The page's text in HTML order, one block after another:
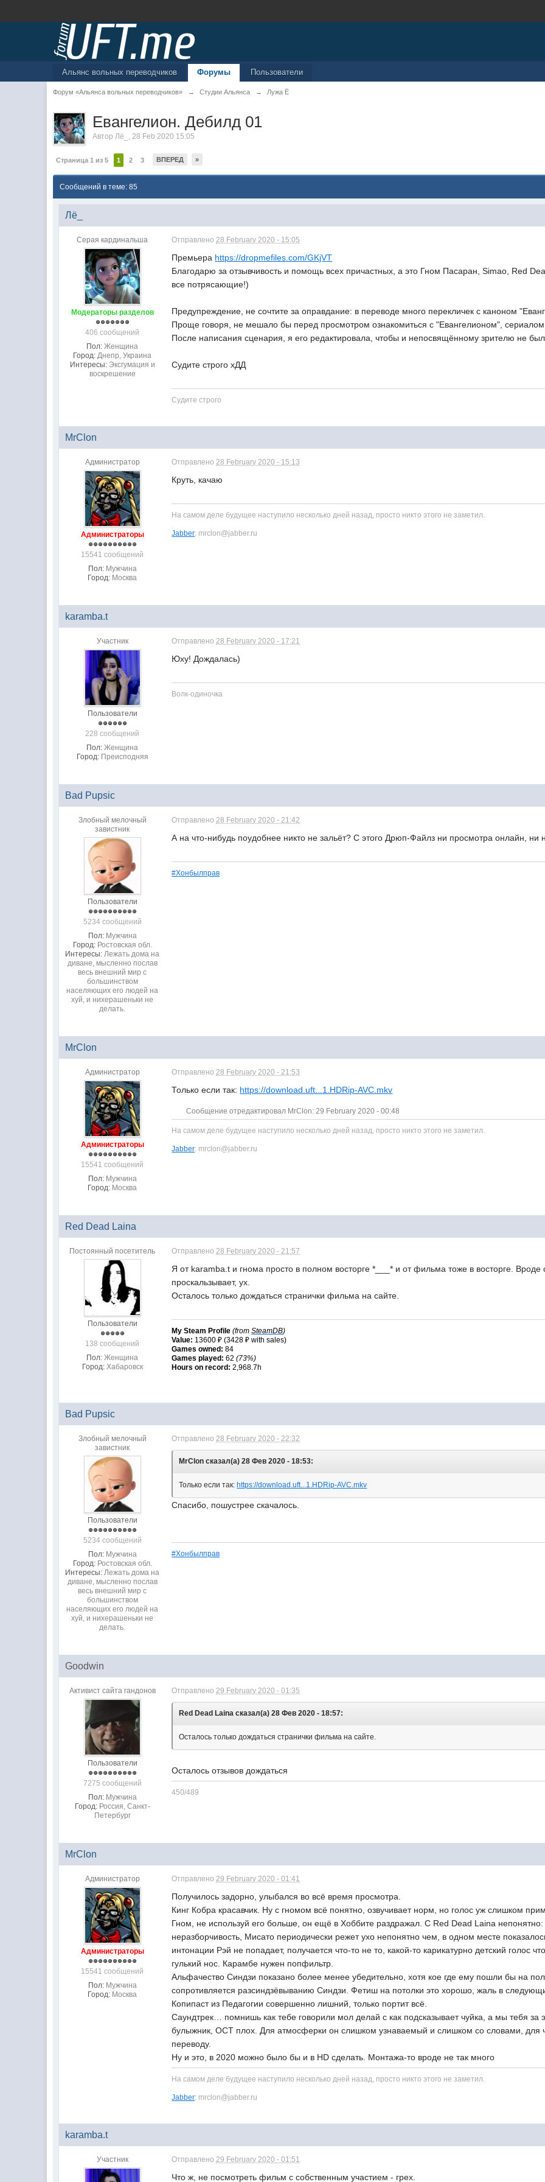
Альянс вольных переводчиков Форумы Пользователи
Форум «Альянса вольных переводчиков» → Студии Альянса → Лужа Ё
Евангелион. Дебилд 01
АвторЛё_ ,28 Feb 2020 15:05
Страница 1 из 5 1 2 3 ВПЕРЕД »
Сообщений в теме: 85
Лё_
Серая кардинальша
Модераторы разделов
406 сообщений
Пол: Женщина
Город: Днепр, Украина
Интересы: Эксгумация и
воскрешение
Отправлено28 February 2020 - 15:05
Премьера https://dropmefiles.com/GKjVT
Благодарю за отзывчивость и помощь всех причастных, а это Гном Пасаран, Simao, Red
все потрясающие!)
Предупреждение, не сочтите за оправдание: в переводе много перекличек с каноном
Проще говоря, не мешало бы перед просмотром ознакомиться с "Евангелионом",
После написания сценария, я его редактировала, чтобы и непосвящённому зрителю не
Судите строго хДД
Судите строго
MrClon
Администратор
Администраторы
15541 сообщений
Пол: Мужчина
Город: Москва
Отправлено28 February 2020 - 15:13
Круть, качаю
На самом деле будущее наступило несколько дней назад, просто никто этого не заметил.
Jabber: mrclon@jabber.ru
karamba.t
Участник
Пользователи
228 сообщений
Пол: Женщина
Город: Преисподняя
Отправлено28 February 2020 - 17:21
Юху! Дождалась)
Волк-одиночка
Bad Pupsic
Злобный мелочный
завистник
Пользователи
5234 сообщений
Пол: Мужчина
Город: Ростовская обл.
Интересы: Лежать дома на
диване, мысленно послав
весь внешний мир с
большинством
населяющих его людей на
хуй, и нихерашеньки не
делать.
Отправлено28 February 2020 - 21:42
А на что-нибудь поудобнее никто не зальёт? С этого Дрюп-Файлз ни просмотра онлайн,
#Хонбылправ
MrClon
Администратор
Администраторы
15541 сообщений
Пол: Мужчина
Город: Москва
Отправлено28 February 2020 - 21:53
Только если так: https://download.uft...1.HDRip-AVC.mkv
Сообщение отредактировал MrClon: 29 February 2020 - 00:48
На самом деле будущее наступило несколько дней назад, просто никто этого не заметил.
Jabber: mrclon@jabber.ru
Red Dead Laina
Постоянный посетитель
Пользователи
138 сообщений
Пол: Женщина
Город: Хабаровск
Отправлено28 February 2020 - 21:57
Я от karamba.t и гнома просто в полном восторге *___* и от фильма тоже в восторге. Вроде
проскальзывает, ух.
Осталось только дождаться странички фильма на сайте.
My Steam Profile (fromSteamDB)
Value: 13600 ₽ (3428 ₽ with sales)
Games owned: 84
Games played: 62(73%)
Hours on record: 2,968.7h
Bad Pupsic
Злобный мелочный
завистник
Пользователи
5234 сообщений
Пол: Мужчина
Город: Ростовская обл.
Интересы: Лежать дома на
диване, мысленно послав
весь внешний мир с
большинством
населяющих его людей на
хуй, и нихерашеньки не
делать.
Отправлено28 February 2020 - 22:32
MrClon сказал(а) 28 Фев 2020 - 18:53:
Только если так: https://download.uft...1.HDRip-AVC.mkv
Спасибо, пошустрее скачалось.
#Хонбылправ
Goodwin
Активист сайта гандонов
Пользователи
7275 сообщений
Пол: Мужчина
Город: Россия, Санкт-
Петербург
Отправлено29 February 2020 - 01:35
Red Dead Laina сказал(а) 28 Фев 2020 - 18:57:
Осталось только дождаться странички фильма на сайте.
Осталось отзывов дождаться
450/489
MrClon
Администратор
Администраторы
15541 сообщений
Пол: Мужчина
Город: Москва
Отправлено29 February 2020 - 01:41
Получилось задорно, улыбался во всё время просмотра.
Кинг Кобра красавчик. Ну с гномом всё понятно, озвучивает норм, но голос уж слишком
Гном, не используй его больше, он ещё в Хоббите раздражал. С Red Dead Laina
неразборчивость, Мисато периодически режет ухо непонятно чем, в одном месте
интонации Рэй не попадает, получается что-то не то, какой-то карикатурно детский голос
гулький нос. Карамбе нужен попфильтр.
Альфачество Синдзи показано более менее убедительно, хотя кое где ему пошли бы на
сопротивляется разсиндзёвыванию Синдзи. Фетиш на потолки это хорошо, жаль в
Копипаст из Педагогии совершенно лишний, только портит всё.
Саундтрек… помнишь как тебе говорили мол делай с как подсказывает чуйка, а мы тебя за
булыжник, ОСТ плох. Для атмосферки он слишком узнаваемый и слишком со словами, для
переводу.
Ну и это, в 2020 можно было бы и в HD сделать. Монтажа-то вроде не так много
На самом деле будущее наступило несколько дней назад, просто никто этого не заметил.
Jabber: mrclon@jabber.ru
karamba.t
Участник Отправлено29 February 2020 - 01:51
Что ж, не посмотреть фильм с собственным участием - грех.